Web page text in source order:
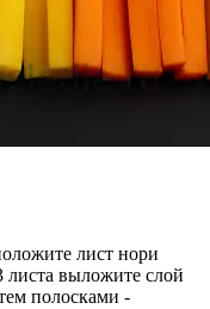
лист нори
листа выложите слой
полосками -